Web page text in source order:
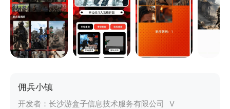
佣兵小镇
开发者： 长沙游盒子信息技术服务有限公司
V